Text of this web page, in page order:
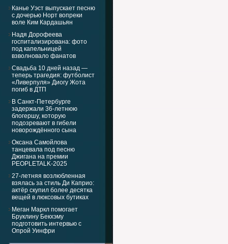
Канье Уэст выпускает песню
с дочерью Норт вопреки
воле Ким Кардашьян
Надя Дорофеева
госпитализирована: фото
под капельницей
взволновало фанатов
Свадьба 10 дней назад —
теперь трагедия: футболист
«Ливерпуля» Диогу Жота
погиб в ДТП
В Санкт-Петербурге
задержали 36-летнюю
блогершу, которую
подозревают в гибели
новорождённого сына
Оксана Самойлова
танцевала под песню
Джигана на премии
PEOPLETALK-2025
27-летняя возлюбленная
взялась за стиль Ди Каприо:
актёр скупил более десятка
вещей в люксовых бутиках
Меган Маркл помогает
Бруклину Бекхэму
подготовить интервью с
Опрой Уинфри